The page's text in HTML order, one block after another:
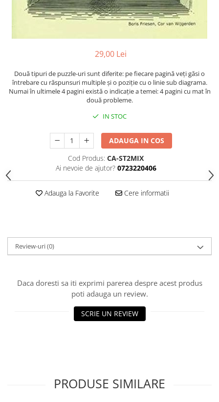
Piese De Sah Tematice Din Plastic
Piese sah electronice
Piese sah electronice
Piese Sah Tematice Din Metal
Sah Magnetic India
Set Sah + Table/backgammon
Seturi Sah
Ceasuri De Sah Digitale
Step 1
Step 2
Step 4
Produse Digitale
29,00 Lei
Două tipuri de puzzle-uri sunt diferite: pe fiecare pagină veți găsi o
întrebare cu răspunsuri multiple și o poziție cu o linie sub diagrama.
Numai în ultimele 4 pagini există o indicație a temei: 4 pagini cu mat în
două probleme.
IN STOC
ADAUGA IN COS
Cod Produs: CA-ST2MIX
Ai nevoie de ajutor? 0723220406
Adauga la Favorite Cere informatii
Review-uri(0)
Daca doresti sa iti exprimi parerea despre acest produs
poti adauga un review.
SCRIE UN REVIEW
PRODUSE SIMILARE